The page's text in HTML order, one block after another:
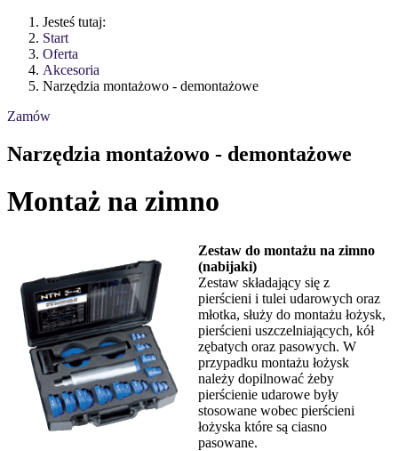
Jesteś tutaj:
Start
Oferta
Akcesoria
Narzędzia montażowo - demontażowe
Zamów
Narzędzia montażowo - demontażowe
Montaż na zimno
Zestaw do montażu na zimno
(nabijaki)
Zestaw składający się z
pierścieni i tulei udarowych oraz
młotka, służy do montażu łożysk,
pierścieni uszczelniających, kół
zębatych oraz pasowych. W
przypadku montażu łożysk
należy dopilnować żeby
pierścienie udarowe były
stosowane wobec pierścieni
łożyska które są ciasno
pasowane.